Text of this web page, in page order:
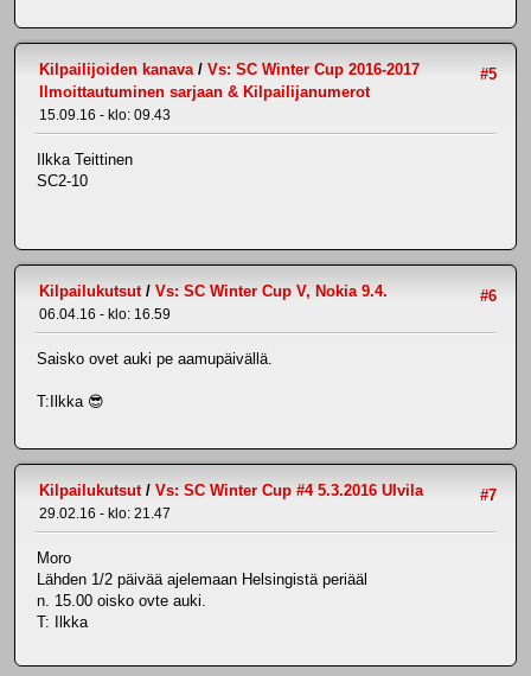
#5
Kilpailijoiden kanava/ Vs: SC Winter Cup 2016-2017
Ilmoittautuminen sarjaan & Kilpailijanumerot
15.09.16 - klo: 09.43
Ilkka Teittinen
SC2-10
#6
Kilpailukutsut/ Vs: SC Winter Cup V, Nokia 9.4.
06.04.16 - klo: 16.59
Saisko ovet auki pe aamupäivällä.
T:Ilkka 😎
#7
Kilpailukutsut/ Vs: SC Winter Cup #4 5.3.2016 Ulvila
29.02.16 - klo: 21.47
Moro
Lähden 1/2 päivää ajelemaan Helsingistä periääl
n. 15.00 oisko ovte auki.
T: Ilkka